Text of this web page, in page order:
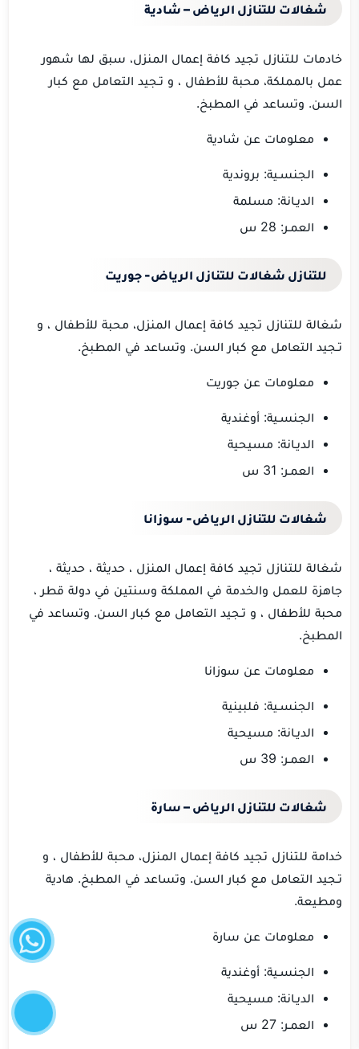
شغالات للتنازل الرياض – شادية
خادمات للتنازل تجيد كافة إعمال المنزل، سبق لها شهور
عمل بالمملكة، محبة للأطفال ، و تـجيد التعامل مع كبار
السن. وتساعد في المطبخ.
معلومات عن شادية
الجنسـية: بروندية
الديـانة: مسلمة
العمـر: 28 س
للتنازل شغالات للتنازل الرياض- جوريت
شغالة للتنازل تجيد كافة إعمال المنزل، محبة للأطفال ، و
تـجيد التعامل مع كبار السن. وتساعد في المطبخ.
معلومات عن جوريت
الجنسـية: أوغندية
الديـانة: مسيحية
العمـر: 31 س
شغالات للتنازل الرياض- سوزانا
شغالة للتنازل تجيد كافة إعمال المنزل ، حديثة ، حديثة ،
جاهزة للعمل والخدمة في المملكة وسنتين في دولة قطر ،
محبة للأطفال ، و تـجيد التعامل مع كبار السن. وتساعد في
المطبخ.
معلومات عن سوزانا
الجنسـية: فلبينية
الديـانة: مسيحية
العمـر: 39 س
شغالات للتنازل الرياض – سارة
خدامة للتنازل تجيد كافة إعمال المنزل، محبة للأطفال ، و
تـجيد التعامل مع كبار السن. وتساعد في المطبخ. هادية
ومطيعة.
معلومات عن سارة
الجنسـية: أوغندية
الديـانة: مسيحية
العمـر: 27 س
الآن